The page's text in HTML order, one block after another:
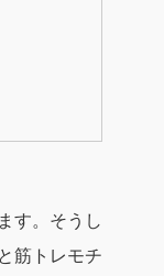
す。そうし
筋トレモチ